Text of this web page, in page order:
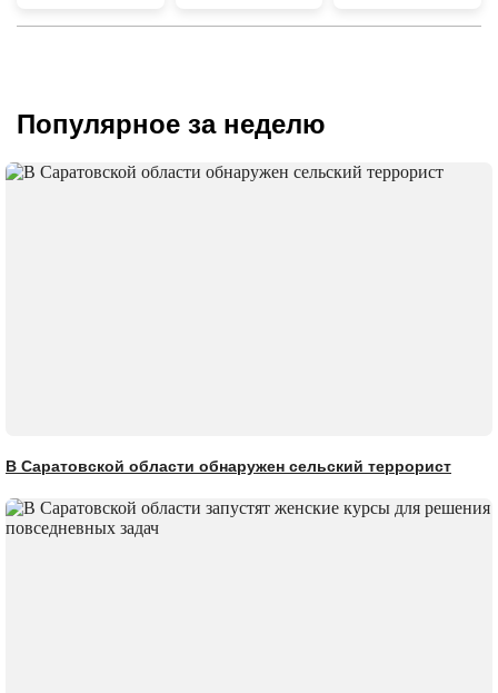
Популярное за неделю
В Саратовской области обнаружен сельский террорист